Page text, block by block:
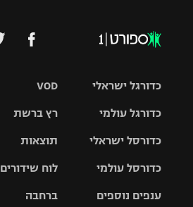
VOD
רץ ברשת
תוצאות
לוח שידורים
ברחבה
כדורגל ישראלי
גביע הטוטו
כדורגל עולמי
האלופות
ליגה
כדורסל ישראלי
סל
כדורסל עולמי
ענפים נוספים